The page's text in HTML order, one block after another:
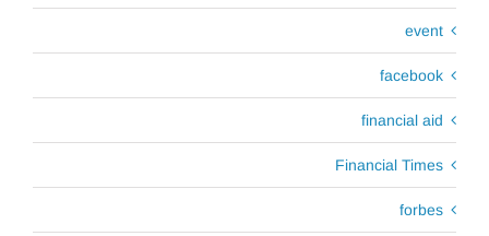
event
facebook
financial aid
Financial Times
forbes